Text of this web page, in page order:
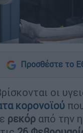
Προσθέστε το
οι
κορονοϊού
ρεκόρ από την